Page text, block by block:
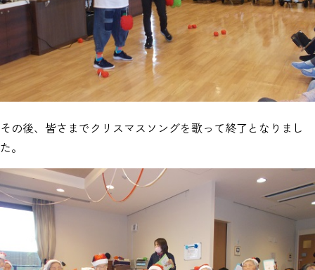
その後、皆さまでクリスマスソングを歌って終了となりまし
た。